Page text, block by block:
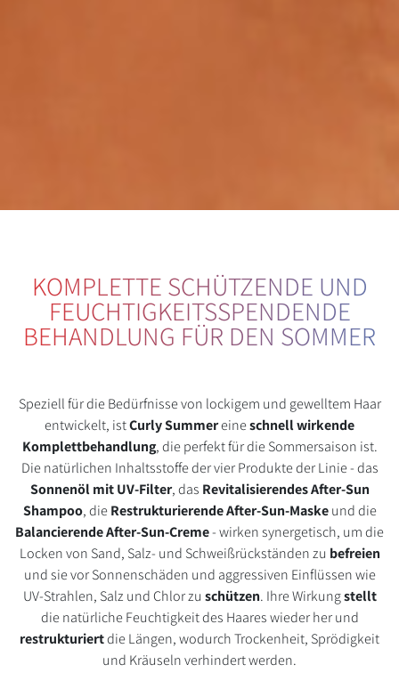
KOMPLETTE SCHÜTZENDE UND
FEUCHTIGKEITSSPENDENDE
BEHANDLUNG FÜR DEN SOMMER
Speziell für die Bedürfnisse von lockigem und gewelltem Haar
entwickelt, istCurly Summereineschnell wirkende
Komplettbehandlung, die perfekt für die Sommersaison ist.
Die natürlichen Inhaltsstoffe der vier Produkte der Linie - das
Sonnenöl mit UV-Filter, das Revitalisierendes After-Sun
Shampoo, dieRestrukturierende After-Sun-Maskeund die
Balancierende After-Sun-Creme- wirken synergetisch, um die
Locken von Sand, Salz- und Schweißrückständen zu befreien
und sie vor Sonnenschäden und aggressiven Einflüssen wie
UV-Strahlen, Salz und Chlor zu schützen. Ihre Wirkungstellt
die natürliche Feuchtigkeit des Haares wieder her und
restrukturiertdie Längen, wodurch Trockenheit, Sprödigkeit
und Kräuseln verhindert werden.